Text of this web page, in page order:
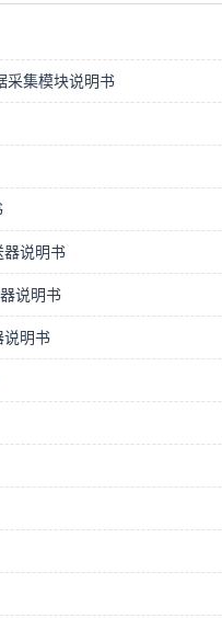
采集模块说明书
器说明书
说明书
说明书